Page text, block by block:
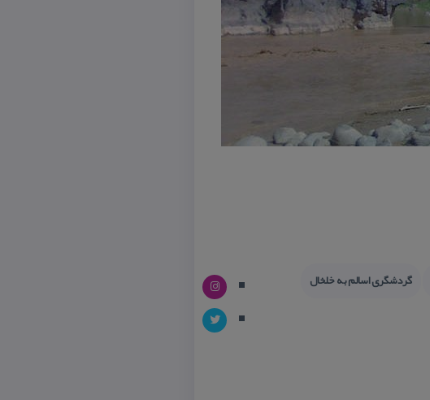
گردشگری اسالم به خلخال